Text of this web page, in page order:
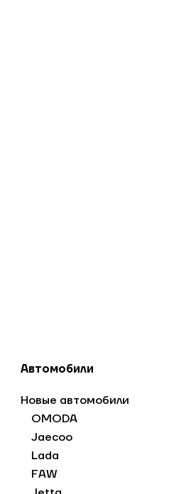
Автомобили
Новые автомобили
OMODA
Jaecoo
Lada
FAW